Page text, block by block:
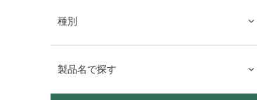
種別
製品名で探す